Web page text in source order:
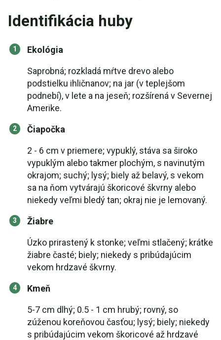
Identifikácia huby
Ekológia
Saprobná; rozkladá mŕtve drevo alebo
podstielku ihličnanov; na jar (v teplejšom
podnebí), v lete a na jeseň; rozšírená v Severnej
Amerike.
Čiapočka
2 - 6 cm v priemere; vypuklý, stáva sa široko
vypuklým alebo takmer plochým, s navinutým
okrajom; suchý; lysý; biely až belavý, s vekom
sa na ňom vytvárajú škoricové škvrny alebo
niekedy veľmi bledý tan; okraj nie je lemovaný.
Žiabre
Úzko prirastený k stonke; veľmi stlačený; krátke
žiabre časté; biely; niekedy s pribúdajúcim
vekom hrdzavé škvrny.
Kmeň
5-7 cm dlhý; 0.5 - 1 cm hrubý; rovný, so
zúženou koreňovou časťou; lysý; biely; niekedy
s pribúdajúcim vekom škoricové až hrdzavé